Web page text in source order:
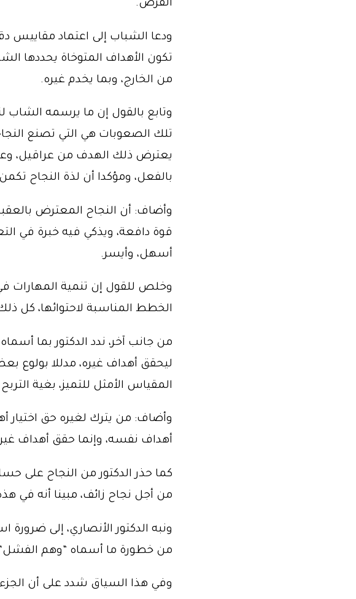
الفرص.
ودعا الشباب إلى اعتماد مقاييس
تكون الأهداف المتوخاة يحددها
من الخارج، وبما يخدم غيره.
وتابع بالقول إن ما يرسمه
تلك الصعوبات هي التي تصنع
يعترض ذلك الهدف من عراقيل،
بالفعل، ومؤكدا أن لذة النجاح
وأضاف: أن النجاح المعترض
قوة دافعة، ويذكي فيه خبرة في
أسهل، وأيسر.
وخلص للقول إن تنمية المهارات
الخطط المناسبة لاحتوائها، كل
من جانب آخر، ندد الدكتور بما
ليحقق أهداف غيره، مدللا بولوع
المقياس الأمثل للتميز، بغية
وأضاف: من يترك لغيره حق اختيار
أهداف نفسه، وإنما حقق أهداف
كما حذر الدكتور من النجاح على
من أجل نجاح زائف، مبينا أنه في
ونبه الدكتور الأنصاري، إلى ضرورة
من خطورة ما أسماه “وهم الفشل”
وفي هذا السياق شدد على أن